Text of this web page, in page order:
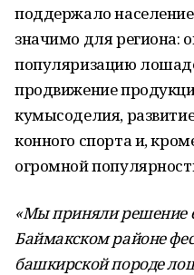
поддержало
значимо для региона:
популяризацию
продвижение
кумысоделия,
конного спорта и,
огромной
«Мы приняли решение
Баймакском районе
башкирской породе